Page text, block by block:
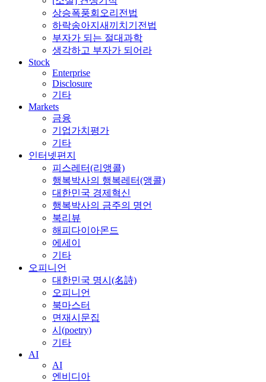
상승폭풍회오리전법
하락송아지새끼치기전법
부자가 되는 절대과학
생각하고 부자가 되어라
Stock
Enterprise
Disclosure
기타
Markets
금융
기업가치평가
기타
인터넷편지
피스레터(리앵콜)
행복박사의 행복레터(앵콜)
대한민국 경제혁신
행복박사의 금주의 명언
북리뷰
해피다이아몬드
에세이
기타
오피니언
대한민국 명시(名詩)
오피니언
북마스터
면재시문집
시(poetry)
기타
AI
AI
엔비디아